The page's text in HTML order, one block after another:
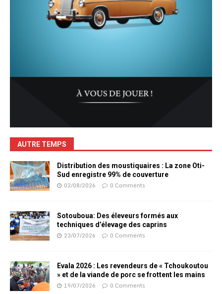
AUTRE TEMPS
Distribution des moustiquaires : La zone Oti-
Sud enregistre 99% de couverture
02/08/2026 0 Comments
Sotouboua: Des éleveurs formés aux
techniques d’élevage des caprins
23/07/2026 0 Comments
Evala 2026 : Les revendeurs de « Tchoukoutou
» et de la viande de porc se frottent les mains
19/07/2026 0 Comments